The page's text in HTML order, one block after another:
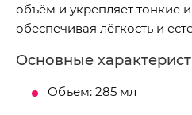
объём и укрепляет тонкие
обеспечивая лёгкость и
Основные
Объем: 285 мл